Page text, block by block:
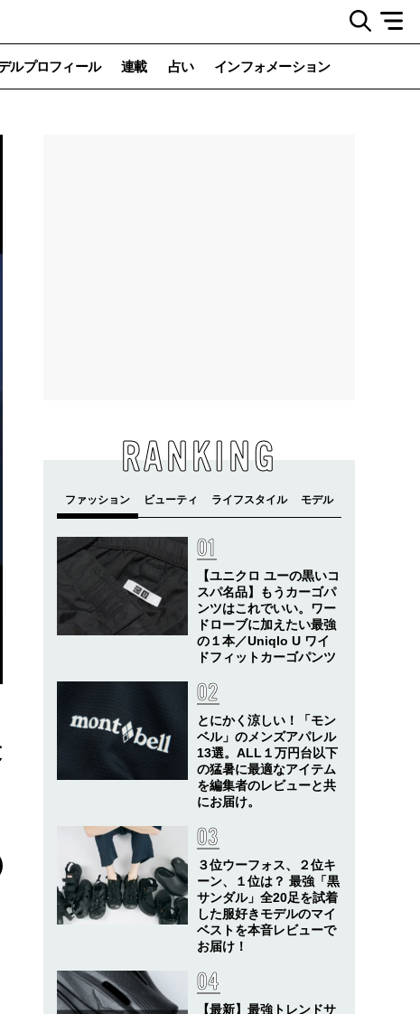
ルプロフィール 連載 占い インフォメーション
RANKING
【ユニクロ ユーの黒いコ
スパ名品】もうカーゴパ
ンツはこれでいい。ワー
ドローブに加えたい最強
の１本／Uniqlo U ワイ
ドフィットカーゴパンツ
とにかく涼しい！「モン
ベル」のメンズアパレル
13選。ALL１万円台以下
の猛暑に最適なアイテム
を編集者のレビューと共
にお届け。
３位ウーフォス、２位キ
ーン、１位は？ 最強「黒
サンダル」全20足を試着
した服好きモデルのマイ
ベストを本音レビューで
お届け！
【最新】最強トレンドサ